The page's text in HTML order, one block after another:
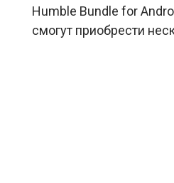
Humble Bundle for
смогут приобрести